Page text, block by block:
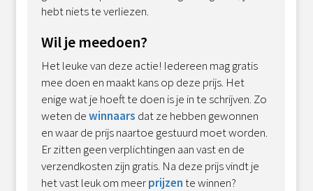
hebt niets te verliezen.
Wil je meedoen?
Het leuke van deze actie! Iedereen mag gratis
mee doen en maakt kans op deze prijs. Het
enige wat je hoeft te doen is je in te schrijven. Zo
weten dewinnaars dat ze hebben gewonnen
en waar de prijs naartoe gestuurd moet worden.
Er zitten geen verplichtingen aan vast en de
verzendkosten zijn gratis. Na deze prijs vindt je
het vast leuk om meerprijzente winnen?